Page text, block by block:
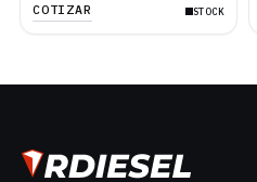
COTIZAR STOCK